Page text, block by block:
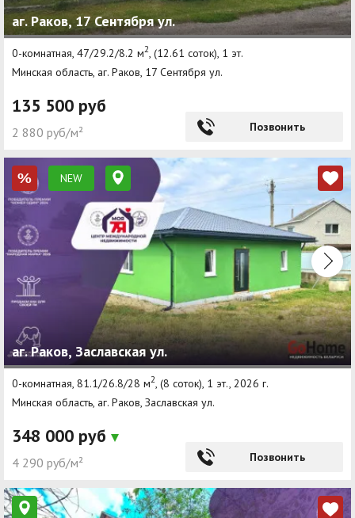
аг. Раков, 17 Сентября ул.
0-комнатная, 47/29.2/8.2 м2, (12.61 соток), 1 эт.
Минская область, аг. Раков, 17 Сентября ул.
135 500 руб
2 880 руб/м² Позвонить
% NEW
аг. Раков, Заславская ул.
0-комнатная, 81.1/26.8/28 м2, (8 соток), 1 эт., 2026 г.
Минская область, аг. Раков, Заславская ул.
348 000 руб
4 290 руб/м² Позвонить